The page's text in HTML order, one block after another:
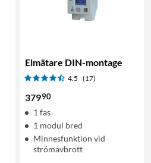
Elmätare DIN-montage
4.5 (17)
37990
1 fas
1 modul bred
Minnesfunktion vid
strömavbrott